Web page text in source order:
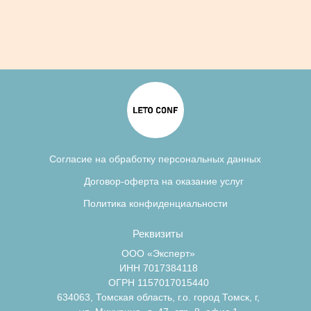
Реквизиты
ООО «Эксперт»
ИНН 7017384118
ОГРН 1157017015440
634063, Томская область, г.о. город Томск, г,
Согласие на обработку персональных данных
Договор-оферта на оказание услуг
Политика конфиденциальности